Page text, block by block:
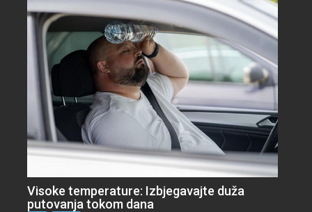
Visoke temperature: Izbjegavajte duža
putovanja tokom dana